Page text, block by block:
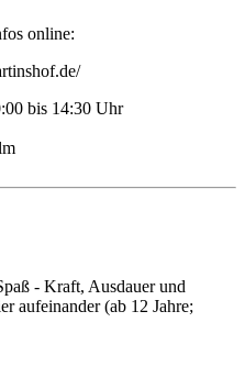
online:
bis 14:30 Uhr
- Kraft, Ausdauer und
aufeinander (ab 12 Jahre;